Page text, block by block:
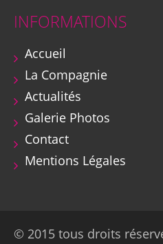
INFORMATIONS
Accueil
La Compagnie
Actualités
Galerie Photos
Contact
Mentions Légales
© 2015 tous droits